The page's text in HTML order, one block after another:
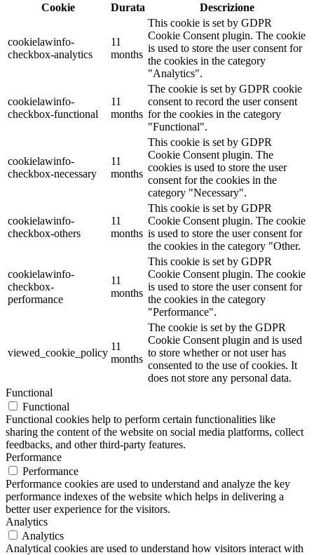
Cookie
Durata Descrizione
cookielawinfo-
checkbox-analytics
11
months
This cookie is set by GDPR
Cookie Consent plugin. The cookie
is used to store the user consent for
the cookies in the category
"Analytics".
cookielawinfo-
checkbox-functional
11
months
The cookie is set by GDPR cookie
consent to record the user consent
for the cookies in the category
"Functional".
cookielawinfo-
checkbox-necessary
11
months
This cookie is set by GDPR
Cookie Consent plugin. The
cookies is used to store the user
consent for the cookies in the
category "Necessary".
cookielawinfo-
checkbox-others
11
months
This cookie is set by GDPR
Cookie Consent plugin. The cookie
is used to store the user consent for
the cookies in the category "Other.
cookielawinfo-
checkbox-
performance
11
months
This cookie is set by GDPR
Cookie Consent plugin. The cookie
is used to store the user consent for
the cookies in the category
"Performance".
viewed_cookie_policy
11
months
The cookie is set by the GDPR
Cookie Consent plugin and is used
to store whether or not user has
consented to the use of cookies. It
does not store any personal data.
Functional
Functional
Functional cookies help to perform certain functionalities like
sharing the content of the website on social media platforms, collect
feedbacks, and other third-party features.
Performance
Performance
Performance cookies are used to understand and analyze the key
performance indexes of the website which helps in delivering a
better user experience for the visitors.
Analytics
Analytics
Analytical cookies are used to understand how visitors interact with